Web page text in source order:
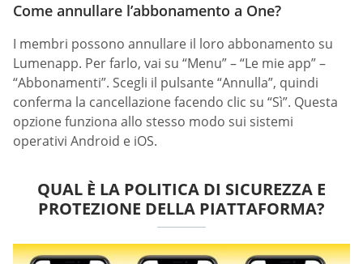
Come annullare l’abbonamento a One?
I membri possono annullare il loro abbonamento su
Lumenapp. Per farlo, vai su “Menu” – “Le mie app” –
“Abbonamenti”. Scegli il pulsante “Annulla”, quindi
conferma la cancellazione facendo clic su “Sì”. Questa
opzione funziona allo stesso modo sui sistemi
operativi Android e iOS.
QUAL È LA POLITICA DI SICUREZZA E
PROTEZIONE DELLA PIATTAFORMA?